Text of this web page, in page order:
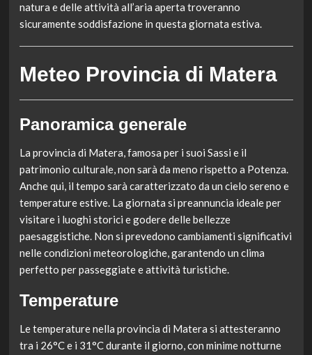
natura e delle attività all’aria aperta troveranno
sicuramente soddisfazione in questa giornata estiva.
Meteo Provincia di Matera
Panoramica generale
La provincia di Matera, famosa per i suoi Sassi e il
patrimonio culturale, non sarà da meno rispetto a Potenza.
Anche qui, il tempo sarà caratterizzato da un cielo sereno e
temperature estive. La giornata si preannuncia ideale per
visitare i luoghi storici e godere delle bellezze
paesaggistiche. Non si prevedono cambiamenti significativi
nelle condizioni meteorologiche, garantendo un clima
perfetto per passeggiate e attività turistiche.
Temperature
Le temperature nella provincia di Matera si attesteranno
tra i 26°C e i 31°C durante il giorno, con minime notturne